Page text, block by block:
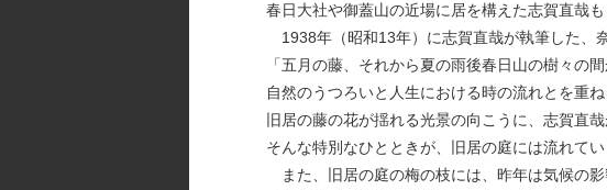
春日大社や御蓋山の近場に居を構えた志賀直哉
1938年（昭和13年）に志賀直哉が執筆した、
「五月の藤、それから夏の雨後春日山の樹々の
自然のうつろいと人生における時の流れとを重ね
旧居の藤の花が揺れる光景の向こうに、志賀直
そんな特別なひとときが、旧居の庭には流れてい
また、旧居の庭の梅の枝には、昨年は気候の